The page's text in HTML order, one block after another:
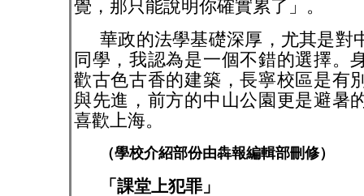
覺，那只能說明你確實累了」。
華政的法學基礎深厚，尤其是對
同學，我認為是一個不錯的選擇。
歡古色古香的建築，長寧校區是有
與先進，前方的中山公園更是避暑
喜歡上海。
（學校介紹部份由犇報編輯部刪修）
「課堂上犯罪」